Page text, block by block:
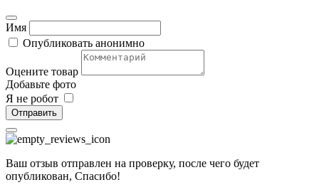
Имя
Опубликовать анонимно
Оцените товар
Добавьте фото
Я не робот
Отправить
Ваш отзыв отправлен на проверку, после чего будет
опубликован, Спасибо!